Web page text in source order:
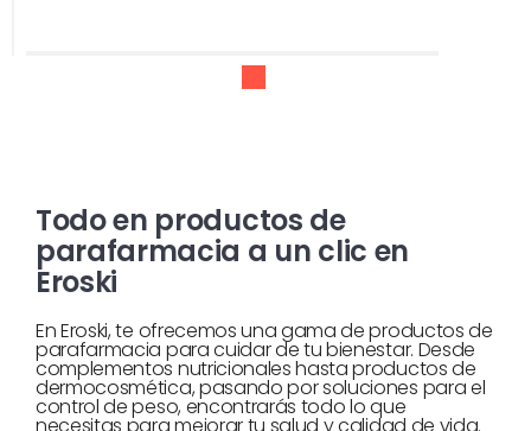
Todo en productos de
parafarmacia a un clic en
Eroski
En Eroski, te ofrecemos una gama de productos de
parafarmacia para cuidar de tu bienestar. Desde
complementos nutricionales hasta productos de
dermocosmética, pasando por soluciones para el
control de peso, encontrarás todo lo que